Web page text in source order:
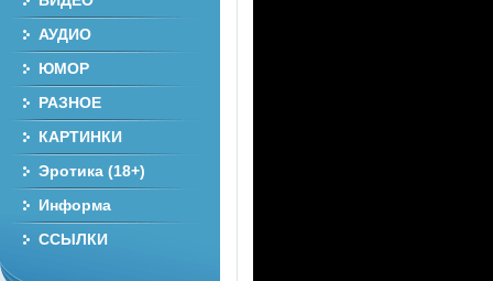
АУДИО
ЮМОР
РАЗНОЕ
КАРТИНКИ
Эротика (18+)
Информа
ССЫЛКИ